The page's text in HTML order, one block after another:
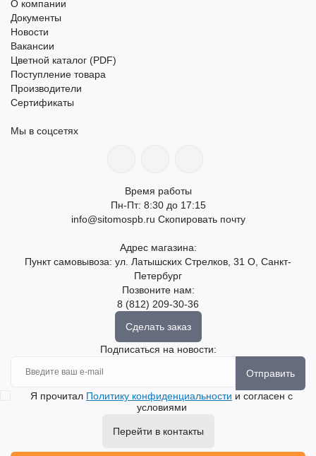
О компании
Документы
Новости
Вакансии
Цветной каталог (PDF)
Поступление товара
Производители
Сертификаты
Мы в соцсетях
Время работы
Пн-Пт: 8:30 до 17:15
info@sitomospb.ru Скопировать почту
Адрес магазина:
Пункт самовывоза: ул. Латышских Стрелков, 31 О, Санкт-
Петербург
Позвоните нам:
8 (812) 209-30-36
Сделать заказ
Подписаться на новости:
Отправить
Я прочитал Политику конфиденциальности и согласен с
условиями
Перейти в контакты